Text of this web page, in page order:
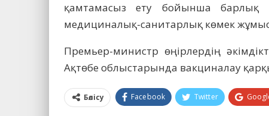
қамтамасыз ету бойынша барлық
медициналық-санитарлық көмек
Премьер-министр өңірлердің
Ақтөбе облыстарында вакциналау
Бөлісу Facebook Twitter